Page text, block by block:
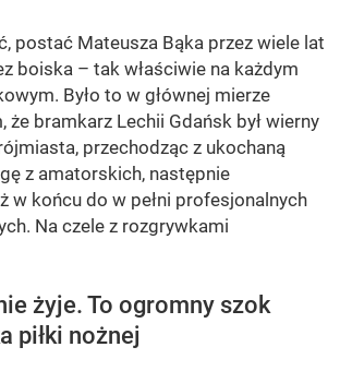
postać Mateusza Bąka przez wiele lat
boiska – tak właściwie na każdym
Było to w głównej mierze
że bramkarz Lechii Gdańsk był wierny
przechodząc z ukochaną
z amatorskich, następnie
w końcu do w pełni profesjonalnych
Na czele z rozgrywkami
żyje. To ogromny szok
piłki nożnej